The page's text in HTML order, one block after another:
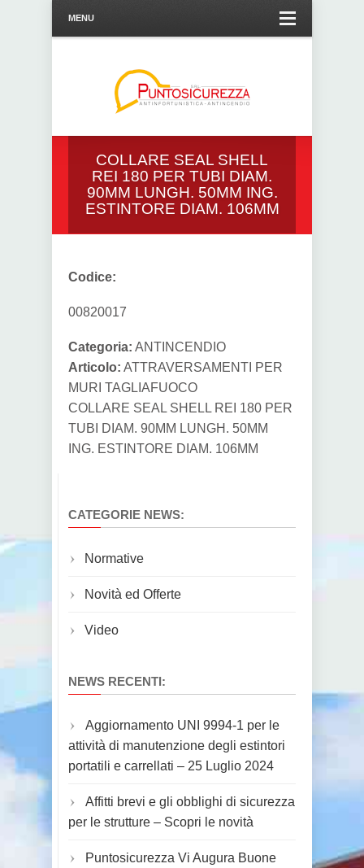
MENU
COLLARE SEAL SHELL
REI 180 PER TUBI DIAM.
90MM LUNGH. 50MM ING.
ESTINTORE DIAM. 106MM
Codice:
00820017
Categoria: ANTINCENDIO
Articolo: ATTRAVERSAMENTI PER
MURI TAGLIAFUOCO
COLLARE SEAL SHELL REI 180 PER
TUBI DIAM. 90MM LUNGH. 50MM
ING. ESTINTORE DIAM. 106MM
CATEGORIE NEWS:
Normative
Novità ed Offerte
Video
NEWS RECENTI:
Aggiornamento UNI 9994-1 per le
attività di manutenzione degli estintori
portatili e carrellati – 25 Luglio 2024
Affitti brevi e gli obblighi di sicurezza
per le strutture – Scopri le novità
Puntosicurezza Vi Augura Buone